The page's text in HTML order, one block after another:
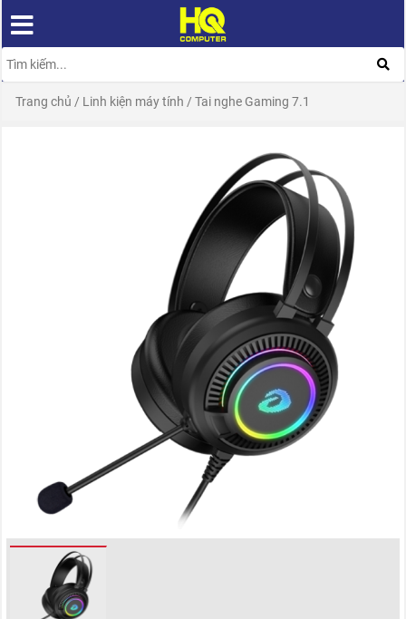
Trang chủ / Linh kiện máy tính /Tai nghe Gaming 7.1